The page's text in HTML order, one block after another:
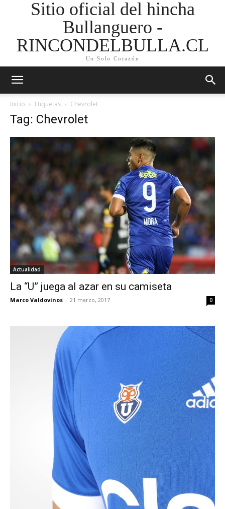
Sitio oficial del hincha
Bullanguero -
RINCONDELBULLA.CL
Un Solo Corazón
Inicio Etiquetas Chevrolet
Tag: Chevrolet
Actualidad
La “U” juega al azar en su camiseta
Marco Valdovinos - 21 marzo, 2017 0